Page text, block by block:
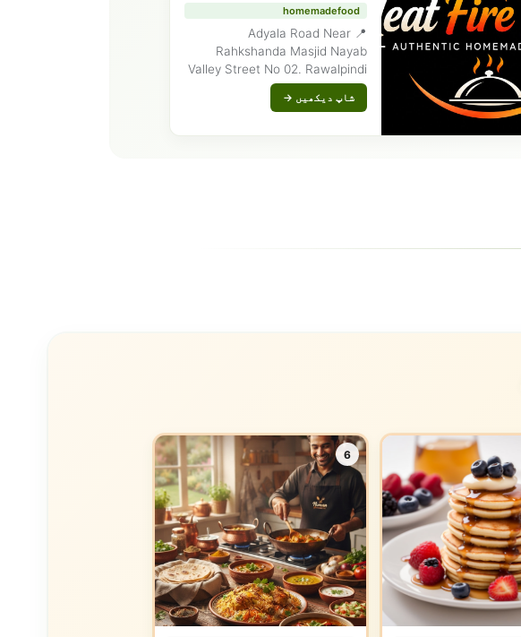
homemadefood
📍 Adyala Road Near
Rahkshanda Masjid Nayab
Valley Street No 02. Rawalpindi
شاپ دیکھیں →
6